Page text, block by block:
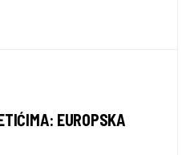
EUROPSKA